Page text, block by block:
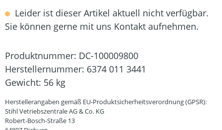
Leider ist dieser Artikel aktuell nicht verfügbar.
Sie können gerne mit uns Kontakt aufnehmen.
Produktnummer: DC-100009800
Herstellernummer: 6374 011 3441
Gewicht: 56 kg
Herstellerangaben gemäß EU-Produktsicherheitsverordnung (GPSR):
Stihl Vetriebszentrale AG & Co. KG
Robert-Bosch-Straße 13